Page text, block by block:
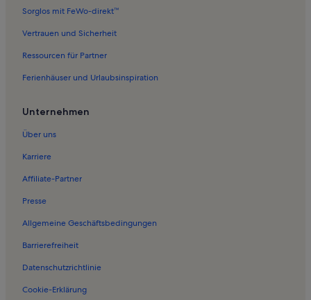
Ferienwohnungen in Marinemuseum Dänholm
Ferienwohnungen in Hafeninsel
Ferienwohnungen in Stralsunder Theater
Ferienwohnungen in Schwemmi
Ferienwohnungen in Kulturhistorisches Museum
Ferienwohnungen in Gorch Fock 1
Ferienwohnungen in Dielenhaus
Ferienwohnungen in Altefähr
Ferienwohnungen in Theater Vorpommern in Stralsund
Ferienwohnungen in Kütertor
Sorglos mit FeWo-direkt™
Vertrauen und Sicherheit
Ressourcen für Partner
Ferienhäuser und Urlaubsinspiration
Unternehmen
Über uns
Karriere
Affiliate-Partner
Presse
Allgemeine Geschäftsbedingungen
Barrierefreiheit
Datenschutzrichtlinie
Cookie-Erklärung